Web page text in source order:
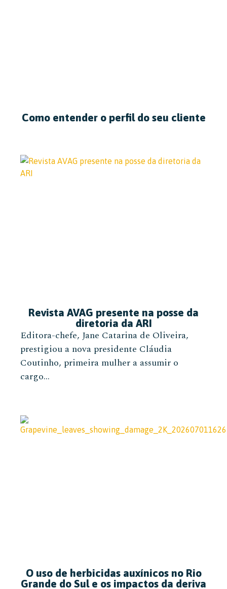
Como entender o perfil do seu cliente
Revista AVAG presente na posse da
diretoria da ARI
Editora-chefe, Jane Catarina de Oliveira,
prestigiou a nova presidente Cláudia
Coutinho, primeira mulher a assumir o
cargo...
O uso de herbicidas auxínicos no Rio
Grande do Sul e os impactos da deriva